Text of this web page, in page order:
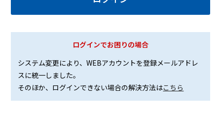
ログインでお困りの場合
システム変更により、WEBアカウントを登録メールアドレ
スに統一しました。
そのほか、ログインできない場合の解決方法はこちら